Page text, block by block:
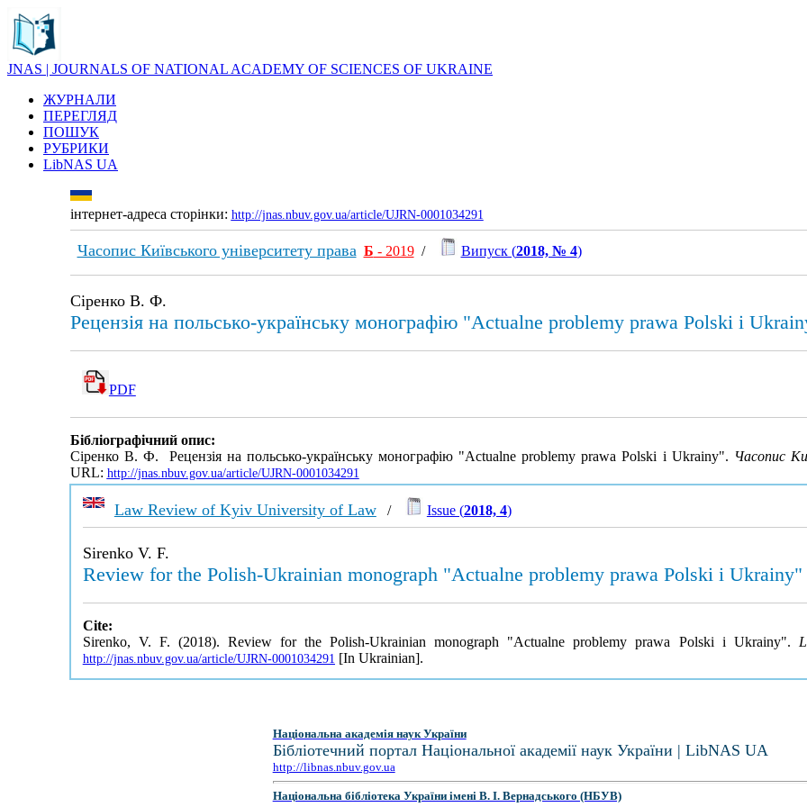
JNAS | JOURNALS OF NATIONAL ACADEMY OF SCIENCES OF UKRAINE
ЖУРНАЛИ
ПЕРЕГЛЯД
ПОШУК
РУБРИКИ
LibNAS UA
інтернет-адреса сторінки: http://jnas.nbuv.gov.ua/article/UJRN-0001034291
Часопис Київського університету права Б - 2019/ Випуск (2018, № 4)
Сіренко В. Ф.
Рецензія на польсько-українську монографію "Actualne problemy prawa Polski i
PDF
Бібліографічний опис:
Сіренко В. Ф. Рецензія на польсько-українську монографію "Actualne problemy prawa Polski i Ukrainy". Часопис
URL: http://jnas.nbuv.gov.ua/article/UJRN-0001034291
Law Review of Kyiv University of Law/ Issue (2018, 4)
Sirenko V. F.
Review for the Polish-Ukrainian monograph "Actualne problemy prawa Polski i Ukrainy"
Cite:
Sirenko, V. F. (2018). Review for the Polish-Ukrainian monograph "Actualne problemy prawa Polski i Ukrainy".
http://jnas.nbuv.gov.ua/article/UJRN-0001034291 [In Ukrainian].
Національна академія наук України
Бібліотечний портал Національної академії наук України | LibNAS UA
http://libnas.nbuv.gov.ua
Національна бібліотека України імені В. І. Вернадського (НБУВ)